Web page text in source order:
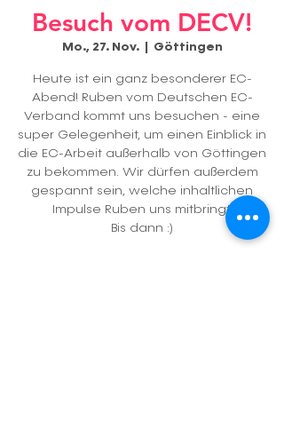
Besuch vom DECV!
Mo., 27. Nov.
  |
Göttingen
Heute ist ein ganz besonderer EC-
Abend! Ruben vom Deutschen EC-
Verband kommt uns besuchen - eine
super Gelegenheit, um einen Einblick in
die EC-Arbeit außerhalb von Göttingen
zu bekommen. Wir dürfen außerdem
gespannt sein, welche inhaltlichen
Impulse Ruben uns mitbringt.
Bis dann :)